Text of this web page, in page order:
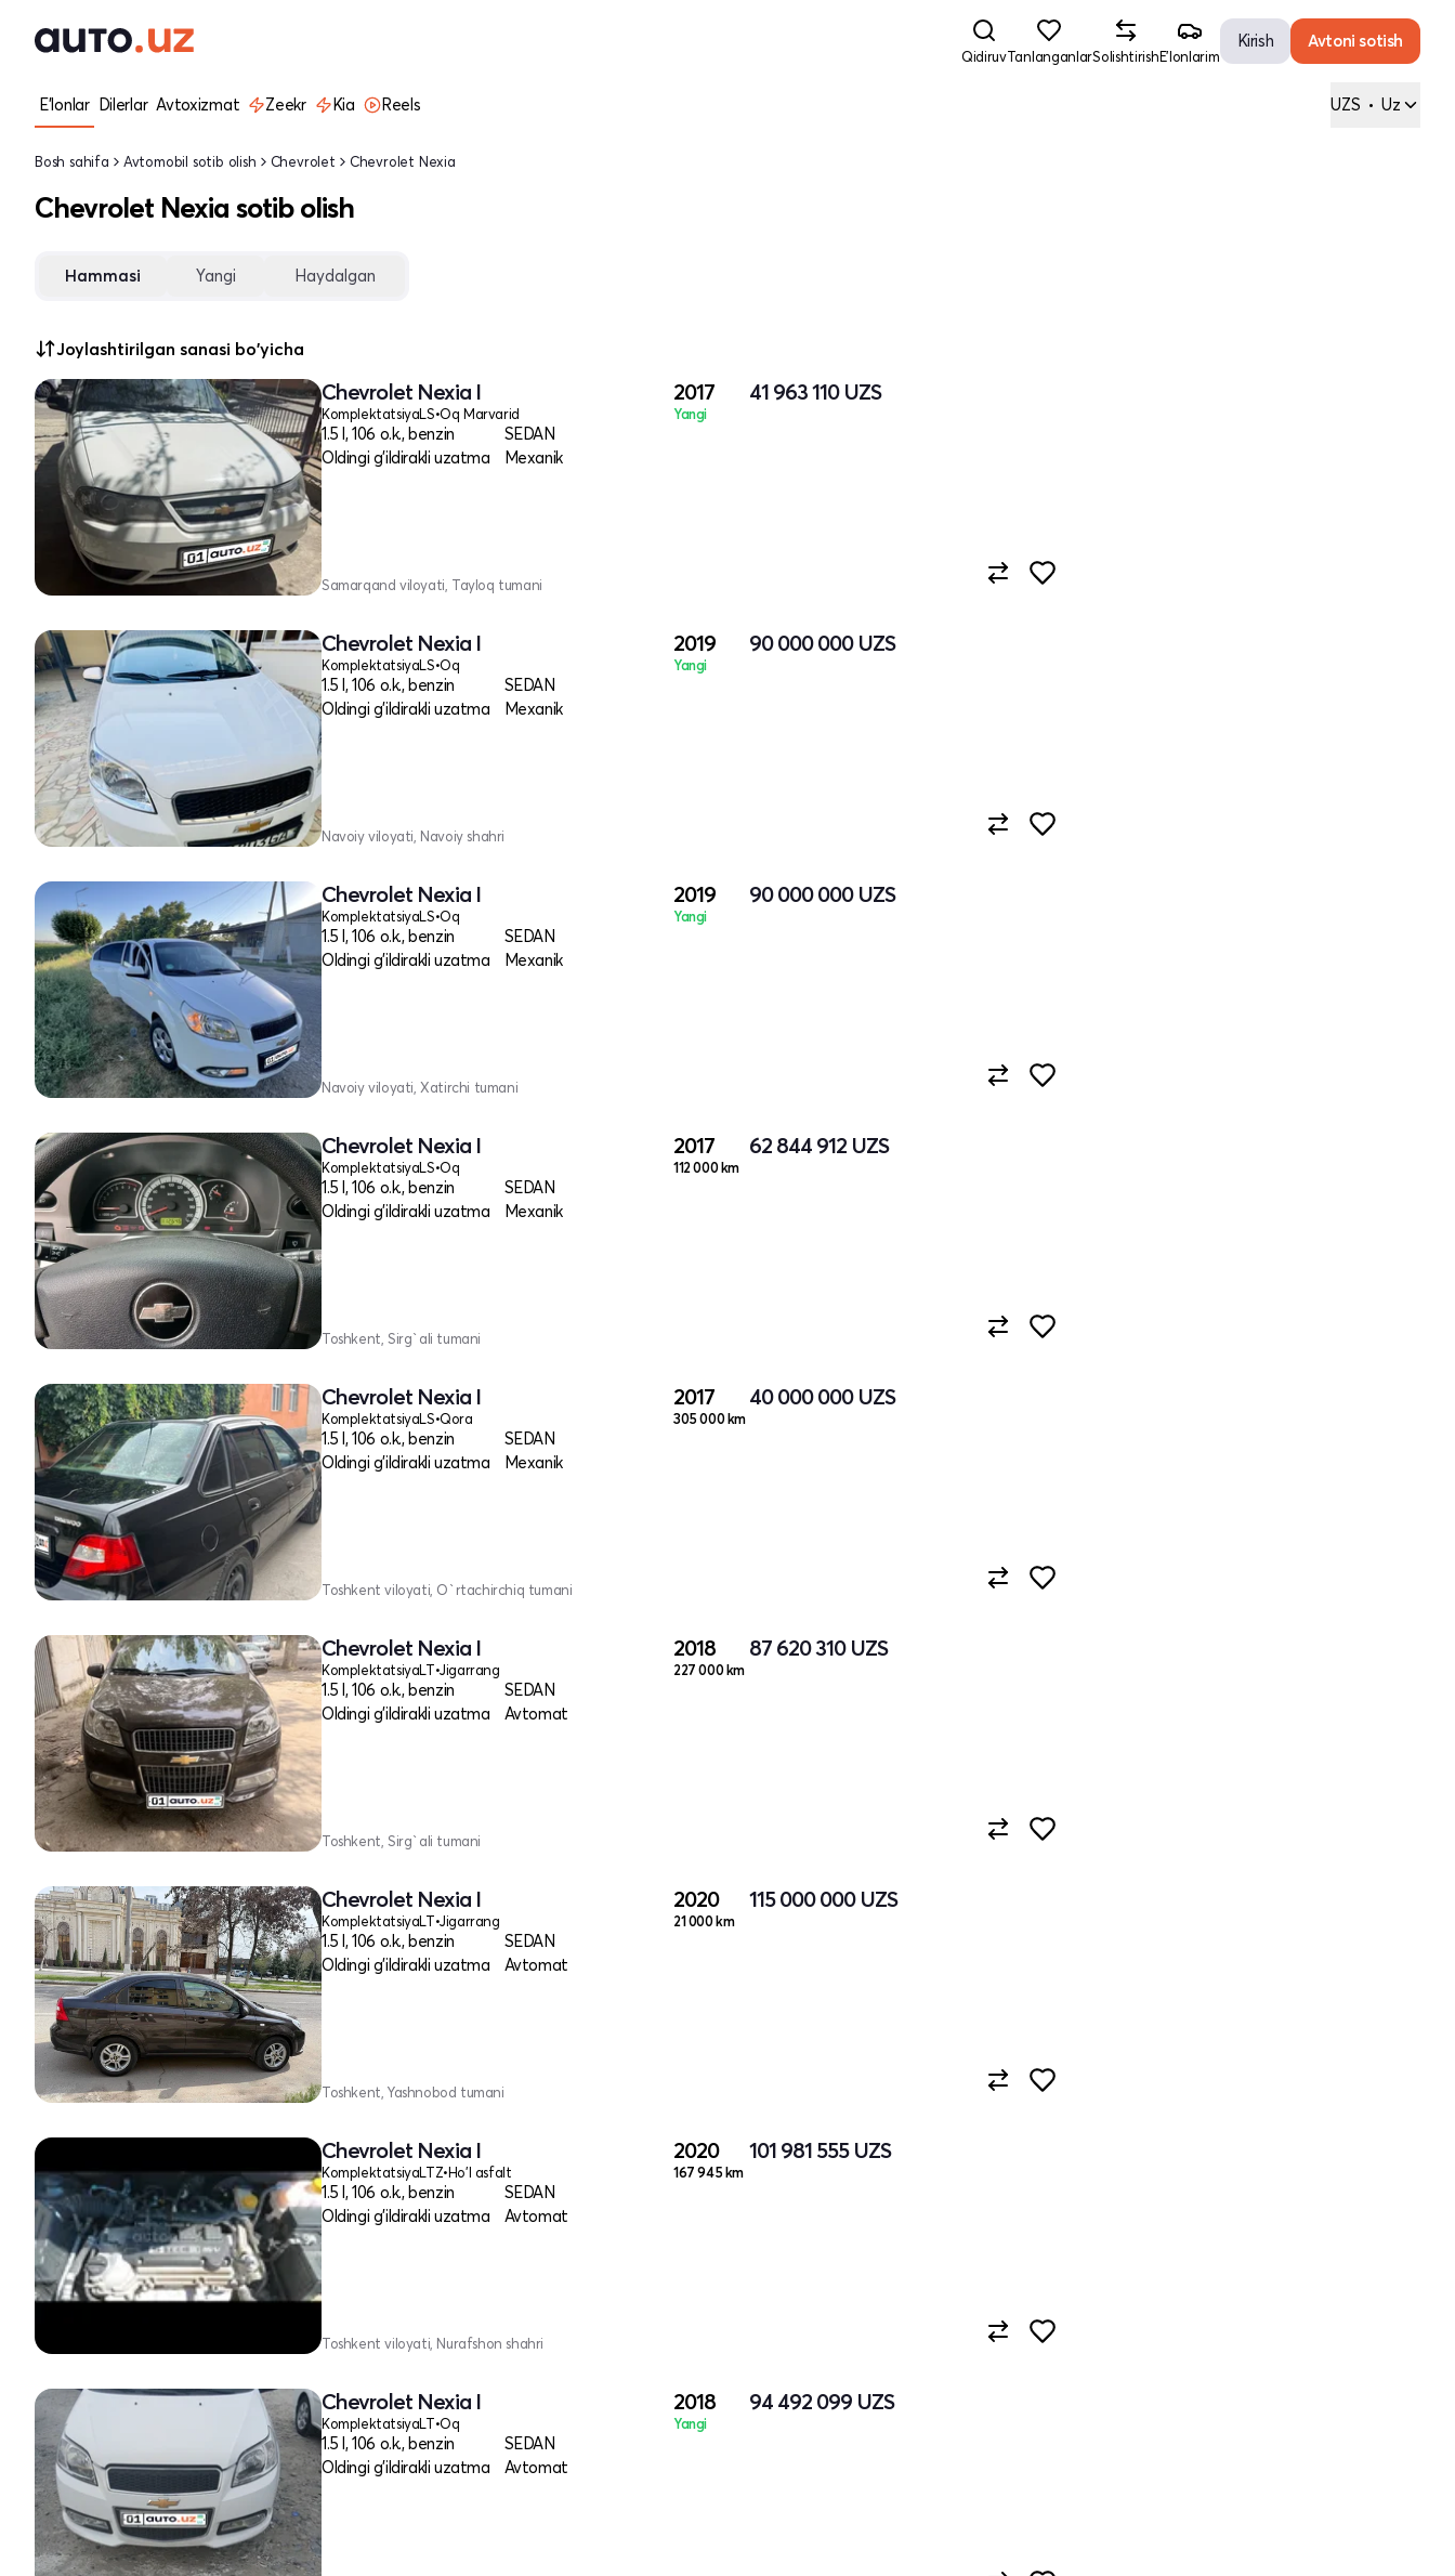
QidiruvTanlanganlarSolishtirishE'lonlarim
Kirish Avtoni sotish
E'lonlar Dilerlar Avtoxizmat Zeekr Kia Reels UZS • Uz
Bosh sahifa Avtomobil sotib olish Chevrolet Chevrolet Nexia
Chevrolet Nexia sotib olish
Hammasi Yangi Haydalgan
Joylashtirilgan sanasi bo'yicha
Chevrolet Nexia I
KomplektatsiyaLS•Oq Marvarid
1.5 l, 106 o.k., benzin
SEDAN
Oldingi g'ildirakli uzatma
Mexanik
2017
Yangi
41 963 110 UZS
Samarqand viloyati, Tayloq tumani
Chevrolet Nexia I
KomplektatsiyaLS•Oq
1.5 l, 106 o.k., benzin
SEDAN
Oldingi g'ildirakli uzatma
Mexanik
2019
Yangi
90 000 000 UZS
Navoiy viloyati, Navoiy shahri
Chevrolet Nexia I
KomplektatsiyaLS•Oq
1.5 l, 106 o.k., benzin
SEDAN
Oldingi g'ildirakli uzatma
Mexanik
2019
Yangi
90 000 000 UZS
Navoiy viloyati, Xatirchi tumani
Chevrolet Nexia I
KomplektatsiyaLS•Oq
1.5 l, 106 o.k., benzin
SEDAN
Oldingi g'ildirakli uzatma
Mexanik
2017
112 000 km
62 844 912 UZS
Toshkent, Sirg`ali tumani
Chevrolet Nexia I
KomplektatsiyaLS•Qora
1.5 l, 106 o.k., benzin
SEDAN
Oldingi g'ildirakli uzatma
Mexanik
2017
305 000 km
40 000 000 UZS
Toshkent viloyati, O`rtachirchiq tumani
Chevrolet Nexia I
KomplektatsiyaLT•Jigarrang
1.5 l, 106 o.k., benzin
SEDAN
Oldingi g'ildirakli uzatma
Avtomat
2018
227 000 km
87 620 310 UZS
Toshkent, Sirg`ali tumani
Chevrolet Nexia I
KomplektatsiyaLT•Jigarrang
1.5 l, 106 o.k., benzin
SEDAN
Oldingi g'ildirakli uzatma
Avtomat
2020
21 000 km
115 000 000 UZS
Toshkent, Yashnobod tumani
Chevrolet Nexia I
KomplektatsiyaLTZ•Ho'l asfalt
1.5 l, 106 o.k., benzin
SEDAN
Oldingi g'ildirakli uzatma
Avtomat
2020
167 945 km
101 981 555 UZS
Toshkent viloyati, Nurafshon shahri
Chevrolet Nexia I
KomplektatsiyaLT•Oq
1.5 l, 106 o.k., benzin
SEDAN
Oldingi g'ildirakli uzatma
Avtomat
2018
Yangi
94 492 099 UZS